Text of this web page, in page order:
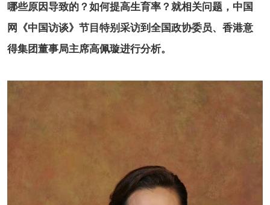
哪些原因导致的？如何提高生育率？就相关问题，中国
网《中国访谈》节目特别采访到全国政协委员、香港意
得集团董事局主席高佩璇进行分析。